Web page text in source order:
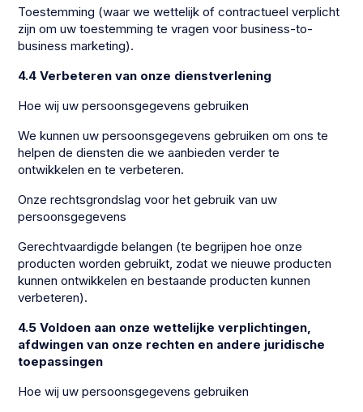
Toestemming (waar we wettelijk of contractueel verplicht
zijn om uw toestemming te vragen voor business-to-
business marketing).
4.4 Verbeteren van onze dienstverlening
Hoe wij uw persoonsgegevens gebruiken
We kunnen uw persoonsgegevens gebruiken om ons te
helpen de diensten die we aanbieden verder te
ontwikkelen en te verbeteren.
Onze rechtsgrondslag voor het gebruik van uw
persoonsgegevens
Gerechtvaardigde belangen (te begrijpen hoe onze
producten worden gebruikt, zodat we nieuwe producten
kunnen ontwikkelen en bestaande producten kunnen
verbeteren).
4.5 Voldoen aan onze wettelijke verplichtingen,
afdwingen van onze rechten en andere juridische
toepassingen
Hoe wij uw persoonsgegevens gebruiken